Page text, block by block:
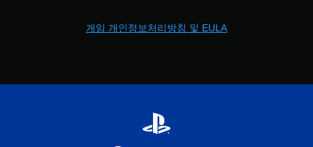
게임 개인정보처리방침 및 EULA